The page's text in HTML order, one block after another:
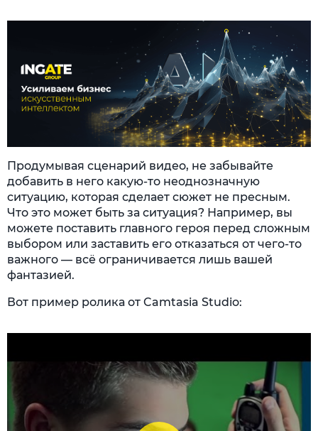
Продумывая сценарий видео, не забывайте
добавить в него какую-то неоднозначную
ситуацию, которая сделает сюжет не пресным.
Что это может быть за ситуация? Например, вы
можете поставить главного героя перед сложным
выбором или заставить его отказаться от чего-то
важного — всё ограничивается лишь вашей
фантазией.
Вот пример ролика от Camtasia Studio: